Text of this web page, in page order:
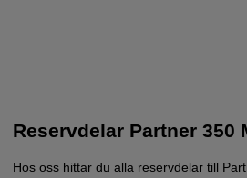
Reservdelar Partner 350
Hos oss hittar du alla reservdelar till